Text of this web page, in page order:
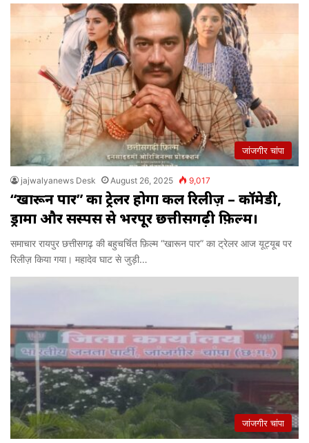
जांजगीर चांपा
jajwalyanews Desk August 26, 2025 9,017
“खारून पार” का ट्रेलर होगा कल रिलीज़ – कॉमेडी,
ड्रामा और सस्पेंस से भरपूर छत्तीसगढ़ी फ़िल्म।
समाचार रायपुर छत्तीसगढ़ की बहुचर्चित फ़िल्म “खारून पार” का ट्रेलर आज यूट्यूब पर
रिलीज़ किया गया। महादेव घाट से जुड़ी…
जांजगीर चांपा